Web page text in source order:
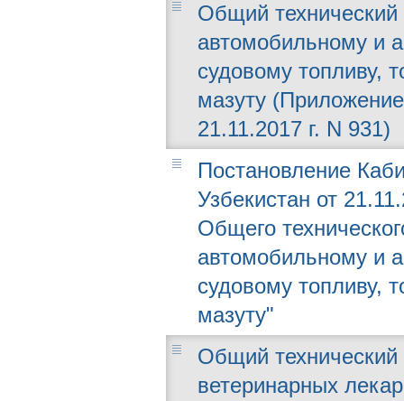
Общий технический
автомобильному и
судовому топливу,
мазуту
21.11.2017 г. N 931)
Постановление
Узбекистан от
Общего
автомобильному и
судовому топливу,
мазуту"
Общий технический
ветеринарных